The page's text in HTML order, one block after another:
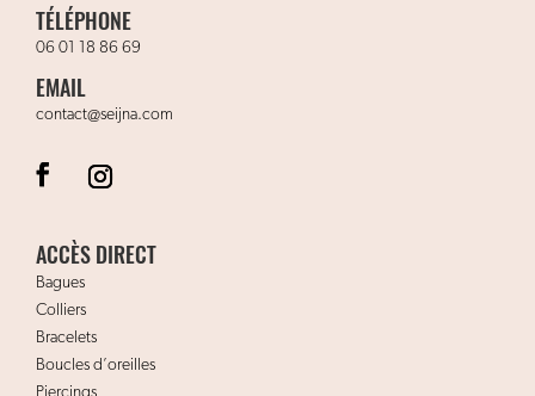
TÉLÉPHONE
06 01 18 86 69
EMAIL
contact@seijna.com
ACCÈS DIRECT
Bagues
Colliers
Bracelets
Boucles d’oreilles
Piercings